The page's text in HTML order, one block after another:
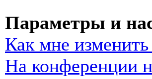
Параметры и
Как мне
На конференции